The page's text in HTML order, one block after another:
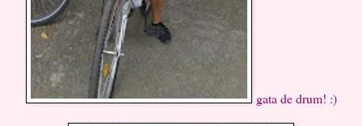
gata de drum! :)